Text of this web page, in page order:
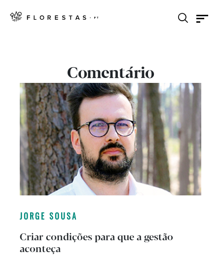
Comentário
JORGE SOUSA
Criar condições para que a gestão
aconteça